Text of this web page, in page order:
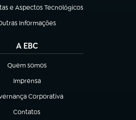
e Aspectos Tecnológicos
aba)
Informações
em nova aba)
A EBC
Quem somos
(abre em nova aba)
Imprensa
(abre em nova aba)
Corporativa
em nova aba)
Contatos
(abre em nova aba)